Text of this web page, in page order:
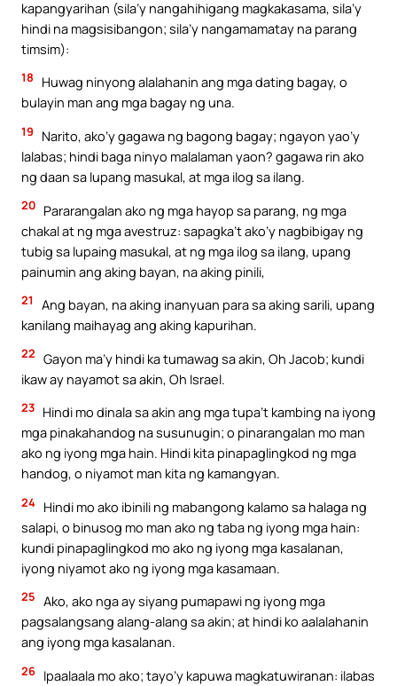
kapangyarihan (sila’y nangahihigang magkakasama, sila’y
hindi na magsisibangon; sila’y nangamamatay na parang
timsim):
18
Huwag ninyong alalahanin ang mga dating bagay, o
bulayin man ang mga bagay ng una.
19
Narito, ako’y gagawa ng bagong bagay; ngayon yao’y
lalabas; hindi baga ninyo malalaman yaon? gagawa rin ako
ng daan sa lupang masukal, at mga ilog sa ilang.
20 Pararangalan ako ng mga hayop sa parang, ng mga
chakal at ng mga avestruz: sapagka’t ako’y nagbibigay ng
tubig sa lupaing masukal, at ng mga ilog sa ilang, upang
painumin ang aking bayan, na aking pinili,
21
Ang bayan, na aking inanyuan para sa aking sarili, upang
kanilang maihayag ang aking kapurihan.
22 Gayon ma’y hindi ka tumawag sa akin, Oh Jacob; kundi
ikaw ay nayamot sa akin, Oh Israel.
23 Hindi mo dinala sa akin ang mga tupa’t kambing na iyong
mga pinakahandog na susunugin; o pinarangalan mo man
ako ng iyong mga hain. Hindi kita pinapaglingkod ng mga
handog, o niyamot man kita ng kamangyan.
24 Hindi mo ako ibinili ng mabangong kalamo sa halaga ng
salapi, o binusog mo man ako ng taba ng iyong mga hain:
kundi pinapaglingkod mo ako ng iyong mga kasalanan,
iyong niyamot ako ng iyong mga kasamaan.
25 Ako, ako nga ay siyang pumapawi ng iyong mga
pagsalangsang alang-alang sa akin; at hindi ko aalalahanin
ang iyong mga kasalanan.
26 Ipaalaala mo ako; tayo’y kapuwa magkatuwiranan: ilabas